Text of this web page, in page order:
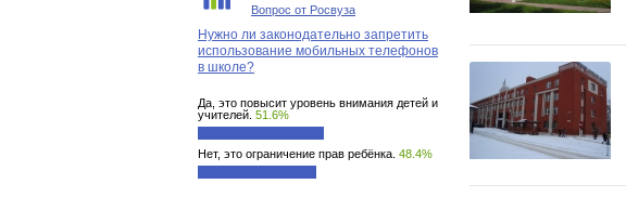
Вопрос от Росвуза
Нужно ли законодательно запретить
использование мобильных телефонов
в школе?
Да, это повысит уровень внимания детей и
учителей. 51.6%
Нет, это ограничение прав ребёнка. 48.4%